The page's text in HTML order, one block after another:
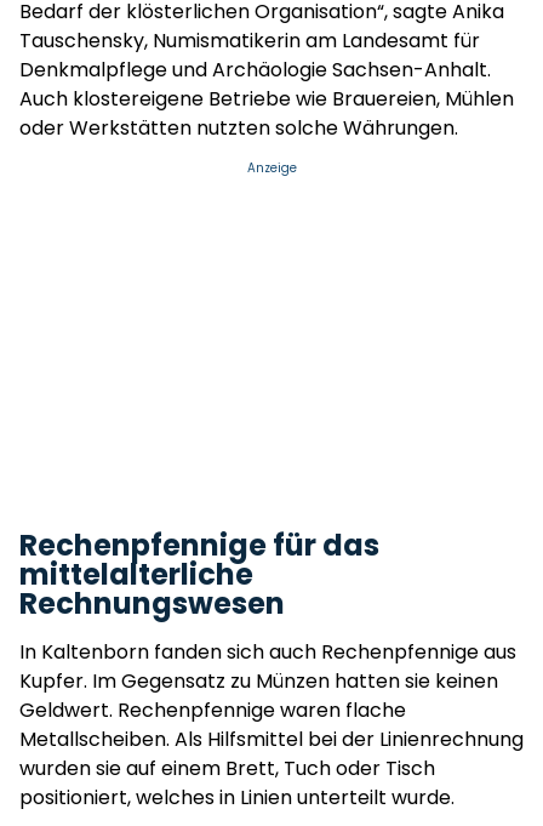
Bedarf der klösterlichen Organisation“, sagte Anika
Tauschensky, Numismatikerin am Landesamt für
Denkmalpflege und Archäologie Sachsen-Anhalt.
Auch klostereigene Betriebe wie Brauereien, Mühlen
oder Werkstätten nutzten solche Währungen.
Anzeige
Rechenpfennige für das
mittelalterliche
Rechnungswesen
In Kaltenborn fanden sich auch Rechenpfennige aus
Kupfer. Im Gegensatz zu Münzen hatten sie keinen
Geldwert. Rechenpfennige waren flache
Metallscheiben. Als Hilfsmittel bei der Linienrechnung
wurden sie auf einem Brett, Tuch oder Tisch
positioniert, welches in Linien unterteilt wurde.